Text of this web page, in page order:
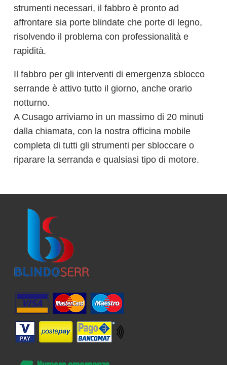
strumenti necessari, il fabbro è pronto ad
affrontare sia porte blindate che porte di legno,
risolvendo il problema con professionalità e
rapidità.
Il fabbro per gli interventi di emergenza sblocco
serrande è attivo tutto il giorno, anche orario
notturno.
A Cusago arriviamo in un massimo di 20 minuti
dalla chiamata, con la nostra officina mobile
completa di tutti gli strumenti per sbloccare o
riparare la serranda e qualsiasi tipo di motore.